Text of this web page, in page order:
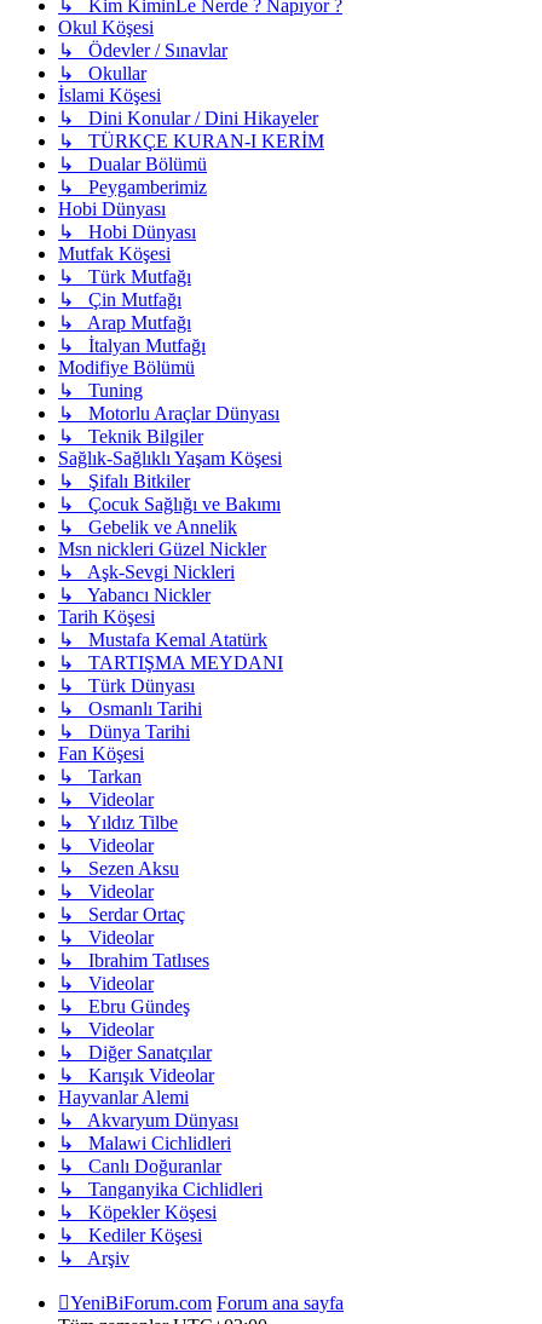
↳ Kim KiminLe Nerde ? Napıyor ?
Okul Köşesi
↳ Ödevler / Sınavlar
↳ Okullar
İslami Köşesi
↳ Dini Konular / Dini Hikayeler
↳ TÜRKÇE KURAN-I KERİM
↳ Dualar Bölümü
↳ Peygamberimiz
Hobi Dünyası
↳ Hobi Dünyası
Mutfak Köşesi
↳ Türk Mutfağı
↳ Çin Mutfağı
↳ Arap Mutfağı
↳ İtalyan Mutfağı
Modifiye Bölümü
↳ Tuning
↳ Motorlu Araçlar Dünyası
↳ Teknik Bilgiler
Sağlık-Sağlıklı Yaşam Köşesi
↳ Şifalı Bitkiler
↳ Çocuk Sağlığı ve Bakımı
↳ Gebelik ve Annelik
Msn nickleri Güzel Nickler
↳ Aşk-Sevgi Nickleri
↳ Yabancı Nickler
Tarih Köşesi
↳ Mustafa Kemal Atatürk
↳ TARTIŞMA MEYDANI
↳ Türk Dünyası
↳ Osmanlı Tarihi
↳ Dünya Tarihi
Fan Köşesi
↳ Tarkan
↳ Videolar
↳ Yıldız Tilbe
↳ Videolar
↳ Sezen Aksu
↳ Videolar
↳ Serdar Ortaç
↳ Videolar
↳ Ibrahim Tatlıses
↳ Videolar
↳ Ebru Gündeş
↳ Videolar
↳ Diğer Sanatçılar
↳ Karışık Videolar
Hayvanlar Alemi
↳ Akvaryum Dünyası
↳ Malawi Cichlidleri
↳ Canlı Doğuranlar
↳ Tanganyika Cichlidleri
↳ Köpekler Köşesi
↳ Kediler Köşesi
↳ Arşiv
YeniBiForum.com Forum ana sayfa